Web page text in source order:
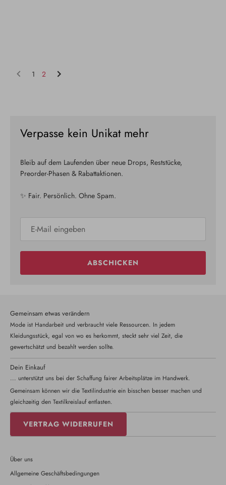
1 2
Verpasse kein Unikat mehr
Bleib auf dem Laufenden über neue Drops, Reststücke,
Preorder-Phasen & Rabattaktionen.
✨ Fair. Persönlich. Ohne Spam.
ABSCHICKEN
Gemeinsam etwas verändern
Mode ist Handarbeit und verbraucht viele Ressourcen. In jedem
Kleidungsstück, egal von wo es herkommt, steckt sehr viel Zeit, die
gewertschätzt und bezahlt werden sollte.
Dein Einkauf
... unterstützt uns bei der Schaffung fairer Arbeitsplätze im Handwerk.
Gemeinsam können wir die Textilindustrie ein bisschen besser machen und
gleichzeitig den Textilkreislauf entlasten.
VERTRAG WIDERRUFEN
Über uns
Allgemeine Geschäftsbedingungen